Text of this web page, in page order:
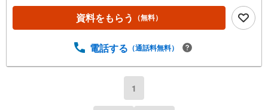
資料をもらう （無料）
電話する （通話料無料）
1